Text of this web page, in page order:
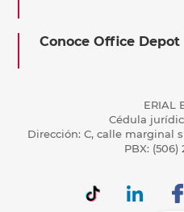
Conoce Office Depot
ERIAL
Cédula
Dirección: C, calle marginal
PBX: (506)